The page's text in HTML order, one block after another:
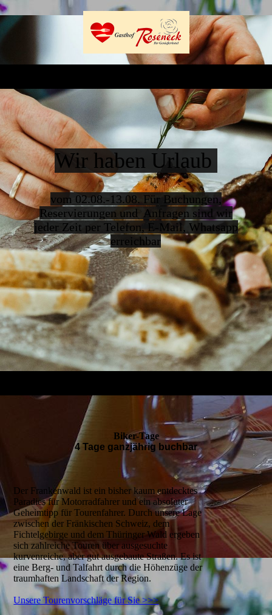
Wir haben Urlaub
vom 02.08.-13.08. Für Buchungen,
Reservierungen und Anfragen sind wir
jeder Zeit per Telefon, E-Mail, Whatsapp
erreichbar
Biker-Tage
4 Tage ganzjährig buchbar
Der Frankenwald ist ein bisher kaum entdecktes
Paradies für Motorradfahrer und ein absoluter
Geheimtipp für Tourenfahrer. Durch unsere Lage
zwischen der Fränkischen Schweiz, dem
Fichtelgebirge und dem Thüringer Wald ergeben
sich zahlreiche Touren über ausgesuchte
kurvenreiche, aber gut ausgebaute Straßen. Es ist
eine Berg- und Talfahrt durch die Höhenzüge der
traumhaften Landschaft der Region.
Unsere Tourenvorschläge für Sie >>>